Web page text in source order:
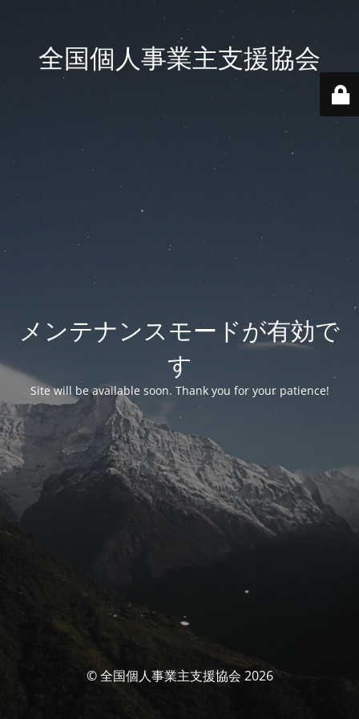
全国個人事業主支援協会
メンテナンスモードが有効で
す
Site will be available soon. Thank you for your patience!
© 全国個人事業主支援協会 2026